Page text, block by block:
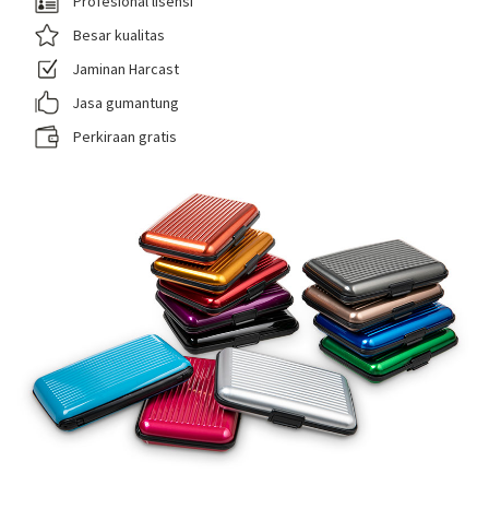
Besar kualitas
Jaminan Harcast
Jasa gumantung
Perkiraan gratis